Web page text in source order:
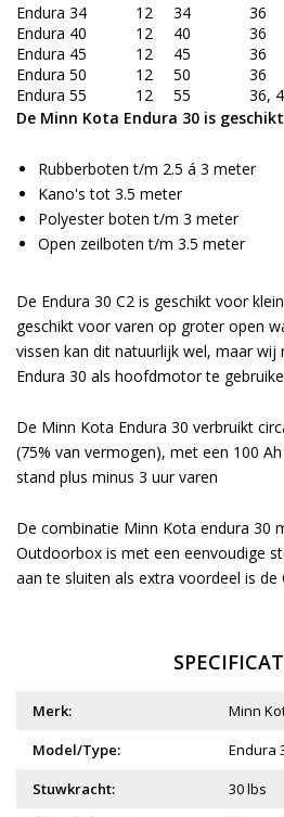
Endura 34
12 34
36
Endura 40
12 40
36
Endura 45
12 45
36
Endura 50
12 50
36
Endura 55
12 55
36,
De Minn Kota Endura 30 is
Rubberboten t/m 2.5 á 3 meter
Kano's tot 3.5 meter
Polyester boten t/m 3 meter
Open zeilboten t/m 3.5 meter
De Endura 30 C2 is geschikt voor
geschikt voor varen op groter open
vissen kan dit natuurlijk wel, maar
Endura 30 als hoofdmotor te
De Minn Kota Endura 30 verbruikt
(75% van vermogen), met een 100
stand plus minus 3 uur varen
De combinatie Minn Kota endura 30
Outdoorbox is met een eenvoudige
aan te sluiten als extra voordeel is
Merk:
Minn
Model/Type:
Endura
Stuwkracht:
30 lbs